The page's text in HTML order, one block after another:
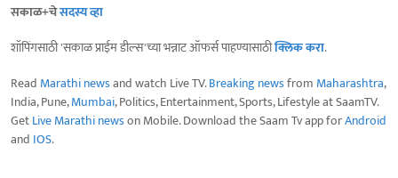
सकाळ+चेसदस्य व्हा
शॉपिंगसाठी 'सकाळ प्राईम डील्स'च्या भन्नाट ऑफर्स पाहण्यासाठीक्लिक करा.
Read Marathi newsand watch Live TV.Breaking newsfrom Maharashtra,
India, Pune,Mumbai, Politics, Entertainment, Sports, Lifestyle at SaamTV.
GetLive Marathi newson Mobile. Download the Saam Tv app forAndroid
and IOS.